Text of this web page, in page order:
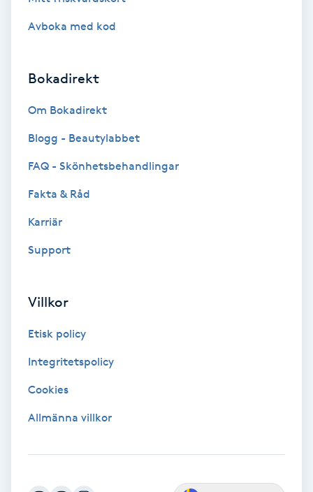
Enzympeeling
Extensions
Eyeliner-tatuering
Fet hårbotten
Fettreducering
Avboka med kod
Bokadirekt
Om Bokadirekt
Blogg - Beautylabbet
FAQ - Skönhetsbehandlingar
Fakta & Råd
Karriär
Support
Villkor
Etisk policy
Integritetspolicy
Cookies
Allmänna villkor